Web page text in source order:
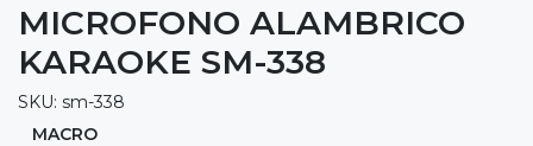
MICROFONO ALAMBRICO
KARAOKE SM-338
SKU: sm-338
MACRO